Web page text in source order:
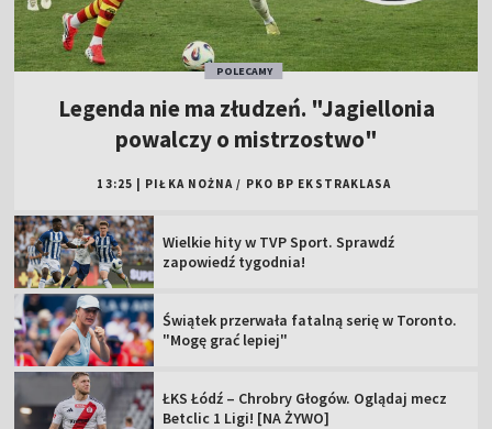
POLECAMY
Legenda nie ma złudzeń. "Jagiellonia
powalczy o mistrzostwo"
13:25 PIŁKA NOŻNA / PKO BP EKSTRAKLASA
Wielkie hity w TVP Sport. Sprawdź
zapowiedź tygodnia!
Świątek przerwała fatalną serię w Toronto.
"Mogę grać lepiej"
ŁKS Łódź – Chrobry Głogów. Oglądaj mecz
Betclic 1 Ligi! [NA ŻYWO]